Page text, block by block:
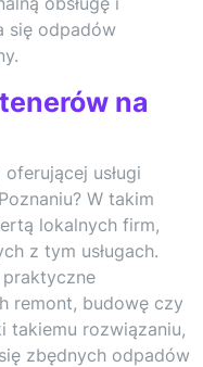
się odpadów
na
usługi
W takim
lokalnych firm,
z tym usługach.
remont, budowę czy
takiemu rozwiązaniu,
zbędnych odpadów